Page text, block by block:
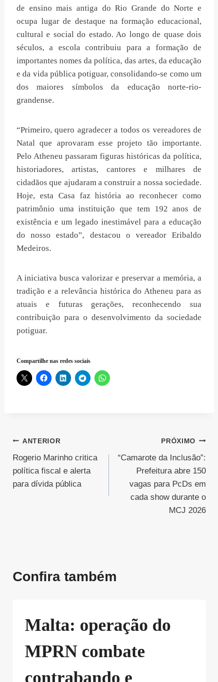
de ensino mais antiga do Rio Grande do Norte e
ocupa lugar de destaque na formação educacional,
cultural e social do estado. Ao longo de quase dois
séculos, a escola contribuiu para a formação de
importantes nomes da política, das artes, da educação
e da vida pública potiguar, consolidando-se como um
dos maiores símbolos da educação norte-rio-
grandense.
“Primeiro, quero agradecer a todos os vereadores de
Natal que aprovaram esse projeto tão importante.
Pelo Atheneu passaram figuras históricas da política,
historiadores, artistas, cantores e milhares de
cidadãos que ajudaram a construir a nossa sociedade.
Hoje, esta Casa faz história ao reconhecer como
patrimônio uma instituição que tem 192 anos de
existência e um legado inestimável para a educação
do nosso estado”, destacou o vereador Eribaldo
Medeiros.
A iniciativa busca valorizar e preservar a memória, a
tradição e a relevância histórica do Atheneu para as
atuais e futuras gerações, reconhecendo sua
contribuição para o desenvolvimento da sociedade
potiguar.
Compartilhe nas redes sociais
Navegação
de
Post
ANTERIOR
Rogerio Marinho critica
política fiscal e alerta
para dívida pública
PRÓXIMO
“Camarote da Inclusão”:
Prefeitura abre 150
vagas para PcDs em
cada show durante o
MCJ 2026
Confira também
Malta: operação do
MPRN combate
contrabando e